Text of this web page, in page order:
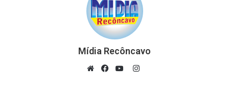
Mídia Recôncavo
Instagram